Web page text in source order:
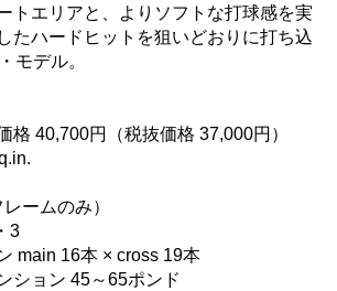
トエリアと、よりソフトな打球感を実
たハードヒットを狙いどおりに打ち込
モデル。
格 40,700円（税抜価格 37,000円）
ームのみ）
3
main 16本 × cross 19本
ション 45～65ポンド